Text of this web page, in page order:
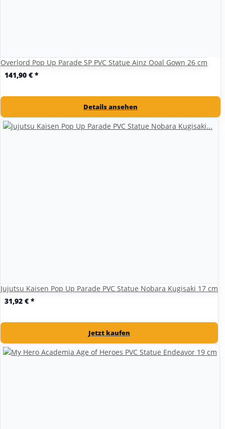
Overlord Pop Up Parade SP PVC Statue Ainz Ooal Gown 26 cm
141,90 € *
Details ansehen
Jujutsu Kaisen Pop Up Parade PVC Statue Nobara Kugisaki 17 cm
31,92 € *
Jetzt kaufen